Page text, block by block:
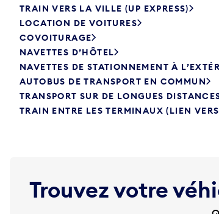
TRAIN VERS LA VILLE (UP EXPRESS)
LOCATION DE VOITURES
COVOITURAGE
NAVETTES D’HÔTEL
NAVETTES DE STATIONNEMENT À
AUTOBUS DE TRANSPORT EN COMMUN
TRANSPORT SUR DE LONGUES
TRAIN ENTRE LES TERMINAUX (LIEN
Trouvez votre